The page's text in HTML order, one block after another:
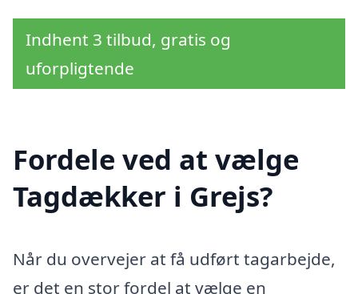
Indhent 3 tilbud, gratis og
uforpligtende
Fordele ved at vælge
Tagdækker i Grejs?
Når du overvejer at få udført tagarbejde,
er det en stor fordel at vælge en